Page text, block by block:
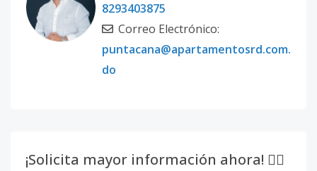
8293403875
Correo Electrónico:
puntacana@apartamentosrd.com.
do
¡Solicita mayor información ahora! 👇🏽